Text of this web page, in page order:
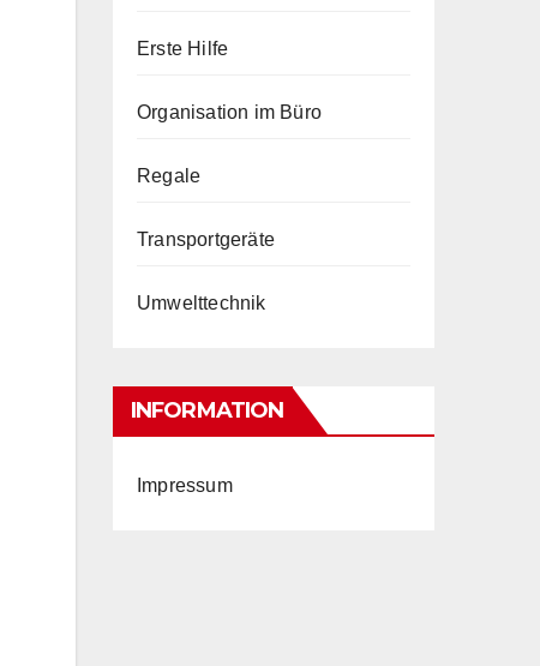
Erste Hilfe
Organisation im Büro
Regale
Transportgeräte
Umwelttechnik
INFORMATION
Impressum